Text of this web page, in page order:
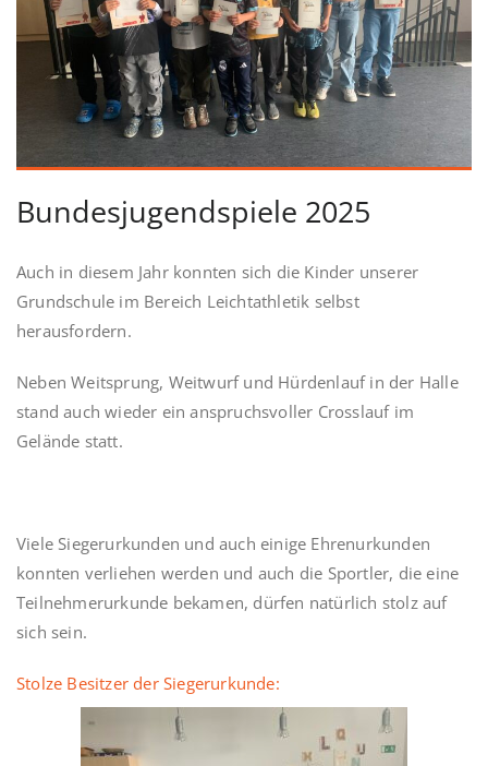
Bundesjugendspiele 2025
Auch in diesem Jahr konnten sich die Kinder unserer
Grundschule im Bereich Leichtathletik selbst
herausfordern.
Neben Weitsprung, Weitwurf und Hürdenlauf in der Halle
stand auch wieder ein anspruchsvoller Crosslauf im
Gelände statt.
Viele Siegerurkunden und auch einige Ehrenurkunden
konnten verliehen werden und auch die Sportler, die eine
Teilnehmerurkunde bekamen, dürfen natürlich stolz auf
sich sein.
Stolze Besitzer der Siegerurkunde: